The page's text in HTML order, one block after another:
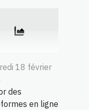
18 février
des
en ligne